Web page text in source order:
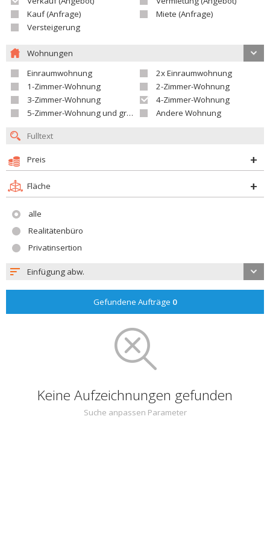
Kauf (Anfrage)
Miete (Anfrage)
Versteigerung
Wohnungen
Einraumwohnung
2x Einraumwohnung
1-Zimmer-Wohnung
2-Zimmer-Wohnung
3-Zimmer-Wohnung
4-Zimmer-Wohnung
5-Zimmer-Wohnung und größer
Andere Wohnung
Preis
Fläche
alle
Realitätenbüro
Privatinsertion
Einfügung abw.
Gefundene Aufträge 0
Keine Aufzeichnungen gefunden
Suche anpassen Parameter